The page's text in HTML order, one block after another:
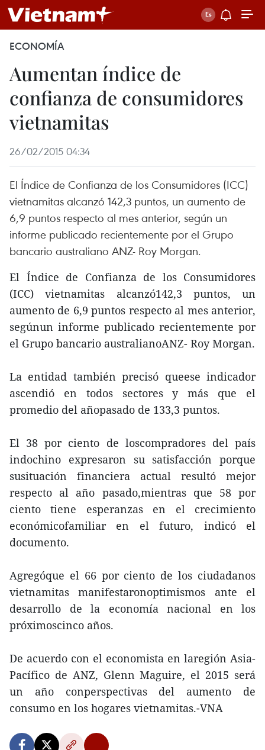
ECONOMÍA
Aumentan índice de
confianza de consumidores
vietnamitas
26/02/2015 04:34
El Índice de Confianza de los Consumidores (ICC)
vietnamitas alcanzó 142,3 puntos, un aumento de
6,9 puntos respecto al mes anterior, según un
informe publicado recientemente por el Grupo
bancario australiano ANZ- Roy Morgan.
El Índice de Confianza de los Consumidores
(ICC) vietnamitas alcanzó142,3 puntos, un
aumento de 6,9 puntos respecto al mes anterior,
segúnun informe publicado recientemente por
el Grupo bancario australianoANZ- Roy Morgan.
La entidad también precisó queese indicador
ascendió en todos sectores y más que el
promedio del añopasado de 133,3 puntos.
El 38 por ciento de loscompradores del país
indochino expresaron su satisfacción porque
susituación financiera actual resultó mejor
respecto al año pasado,mientras que 58 por
ciento tiene esperanzas en el crecimiento
económicofamiliar en el futuro, indicó el
documento.
Agregóque el 66 por ciento de los ciudadanos
vietnamitas manifestaronoptimismos ante el
desarrollo de la economía nacional en los
próximoscinco años.
De acuerdo con el economista en laregión Asia-
Pacífico de ANZ, Glenn Maguire, el 2015 será
un año conperspectivas del aumento de
consumo en los hogares vietnamitas.-VNA